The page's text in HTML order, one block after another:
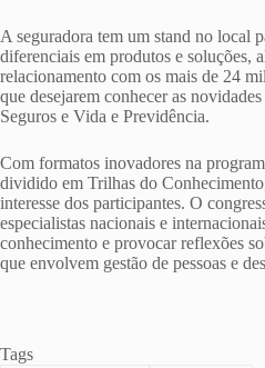
A seguradora tem um stand no local
diferenciais em produtos e soluções,
relacionamento com os mais de 24
que desejarem conhecer as
Seguros e Vida e Previdência.
Com formatos inovadores na
dividido em Trilhas do
interesse dos participantes. O
especialistas nacionais e
conhecimento e provocar reflexões
que envolvem gestão de pessoas e
Tags